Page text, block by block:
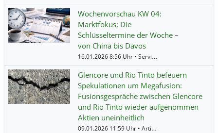
Wochenvorschau KW 04:
Marktfokus: Die
Schlüsseltermine der Woche –
von China bis Davos
16.01.2026 8:56 Uhr • Service • BörsenNEWS.de •
Glencore und Rio Tinto befeuern
Spekulationen um Megafusion:
Fusionsgespräche zwischen Glencore
und Rio Tinto wieder aufgenommen
Aktien uneinheitlich
09.01.2026 11:59 Uhr • Artikel • BörsenNEWS.de •